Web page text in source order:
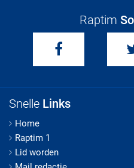
Raptim
Snelle Links
Home
Raptim 1
Lid worden